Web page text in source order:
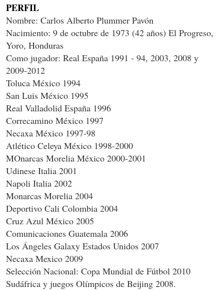
PERFIL
Nombre: Carlos Alberto Plummer Pavón
Nacimiento: 9 de octubre de 1973 (42 años) El Progreso,
Yoro, Honduras
Como jugador: Real España 1991 - 94, 2003, 2008 y
2009-2012
Toluca México 1994
San Luis México 1995
Real Valladolid España 1996
Correcamino México 1997
Necaxa México 1997-98
Atlético Celeya México 1998-2000
MOnarcas Morelia México 2000-2001
Udinese Italia 2001
Napoli Italia 2002
Monarcas Morelia 2004
Deportivo Cali Colombia 2004
Cruz Azul México 2005
Comunicaciones Guatemala 2006
Los Ángeles Galaxy Estados Unidos 2007
Necaxa Mexico 2009
Selección Nacional: Copa Mundial de Fútbol 2010
Sudáfrica y juegos Olímpicos de Beijing 2008.